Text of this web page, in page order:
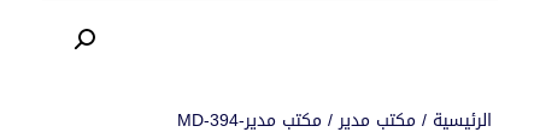
الرئيسية /مكتب مدير/ مكتب مدير-MD-394